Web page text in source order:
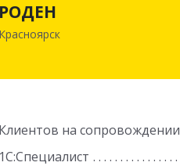
РОДЕН
Красноярск
Клиентов на сопровождении
1С:Специалист